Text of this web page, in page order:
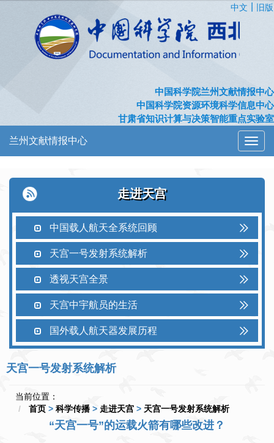
中文 旧版
中国科学院兰州文献情报中心
中国科学院资源环境科学信息中心
甘肃省知识计算与决策智能重点实验室
切
换
兰州文献情报中心
走进天宫
中国载人航天全系统回顾
天宫一号发射系统解析
透视天宫全景
天宫中宇航员的生活
国外载人航天器发展历程
天宫一号发射系统解析
当前位置：
首页 > 科学传播 > 走进天宫 > 天宫一号发射系统解析
“天宫一号”的运载火箭有哪些改进？